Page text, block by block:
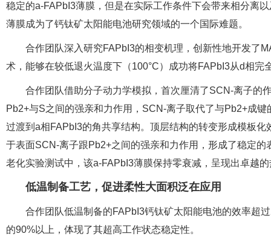
稳定的a-FAPbI3薄膜，但是在实际工作条件下会带来相分离
薄膜成为了钙钛矿太阳能电池研究领域的一个国际难题。
合作团队深入研究FAPbI3的相变机理，创新性地开发了
术，能够在较低退火温度下（100°C）成功将FAPbI3从d相完
合作团队借助分子动力学模拟，首次厘清了SCN-离子的
Pb2+与S之间的强亲和力作用，SCN-离子取代了与Pb2+成
过渡到a相FAPbI3的角共享结构。顶层结构的转变形成模板
于表面SCN-离子跟Pb2+之间的强亲和力作用，形成了稳定
老化实验测试中，该a-FAPbI3薄膜保持零衰减，呈现出卓越
低温制备工艺，促进柔性大面积泛在应用
合作团队低温制备的FAPbI3钙钛矿太阳能电池的效率超
的90%以上，体现了其超高工作状态稳定性。